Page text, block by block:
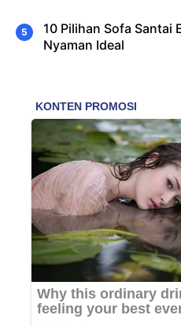
10 Pilihan Sofa Santai
Nyaman Ideal